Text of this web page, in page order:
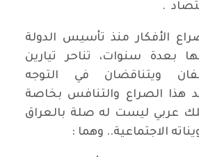
.
الأفكار منذ تأسيس الدولة
بعدة سنوات، تناحر تيارين
ويتناقضان في التوجه
هذا الصراع والتنافس بخاصة
عربي ليست له صلة بالعراق
الاجتماعية.. وهما :